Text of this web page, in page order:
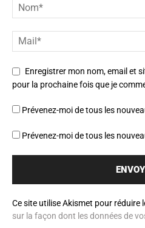
Enregistrer mon nom, email et
pour la prochaine fois que je
Prévenez-moi de tous les
Prévenez-moi de tous les
Ce site utilise Akismet pour réduire
sur la façon dont les données de